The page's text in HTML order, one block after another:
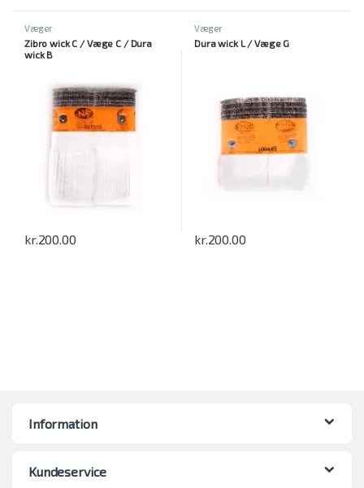
Væger
Zibro wick C / Væge C / Dura
wick B
kr.200.00
Væger
Dura wick L / Væge G
kr.200.00
Information
Kundeservice